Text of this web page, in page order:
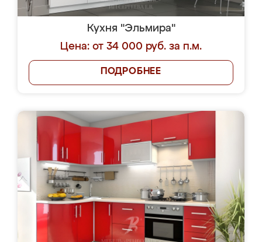
Кухня "Эльмира"
Цена: от 34 000 руб. за п.м.
ПОДРОБНЕЕ